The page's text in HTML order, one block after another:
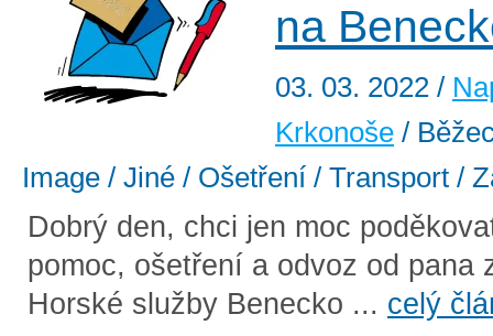
na
03. 03. 2022 /
Krkonoše /
Image / Jiné / Ošetření / Transport /
Dobrý den, chci jen moc
pomoc, ošetření a odvoz od pana
Horské služby Benecko ... celý